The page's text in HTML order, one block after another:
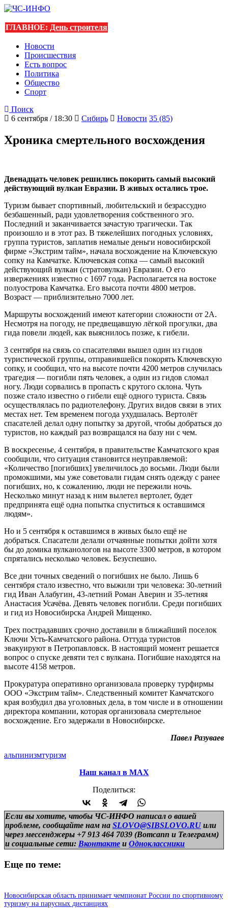
ГЛАВНОЕ: День строителя
Новости
Происшествия
Есть вопрос
Политика
Общество
Спорт
Поиск
6 сентября / 18:30
Сибирь Новости 35 (85)
Хроника смертельного восхождения
Двенадцать человек решились покорить самый высокий
действующий вулкан Евразии. В живых остались трое.
Туризм бывает спортивный, любительский и безрассудно
безбашенный, ради удовлетворения собственного эго.
Последний и заканчивается зачастую трагически. Так
произошло и в этот раз. В тяжелейших погодных условиях,
группа туристов, заплатив немалые деньги новосибирской
фирме «Экстрим тайм», начала восхождение на Ключевскую
сопку на Камчатке. Ключевская сопка — самый высокий
действующий вулкан (стратовулкан) Евразии. О его
извержениях известно с 1697 года. Располагается на востоке
полуострова Камчатка. Его высота почти 4800 метров.
Возраст — приблизительно 7000 лет.
Маршруты восхождений имеют категории сложности от 2А.
Несмотря на погоду, не предвещавшую лёгкой прогулки, два
гида повели людей, как выяснилось позже, к гибели.
3 сентября на связь со спасателями вышел один из гидов
туристической группы, отправившейся покорять Ключевскую
сопку, и сообщил, что на высоте почти 4200 метров случилась
трагедия — погибли пять человек, а один из гидов сломал
ногу. Люди сорвались в пропасть с крутого склона. Чуть
позже стало известно о гибели ещё одного туриста. Связь
осуществлялась по радиотелефону. Других видов связи в этих
местах нет. Тем временем погода ухудшалась. Вертолёт
спасателей делал одну попытку за другой, чтобы добраться до
туристов, но каждый раз возвращался на базу ни с чем.
В воскресенье, 4 сентября, в правительстве Камчатского края
сообщили, что ситуация становится неуправляемой:
«Количество [погибших] увеличилось до восьми. Люди были
промокшими, мы уже советовали гидам снять одежду с ранее
погибших, но, к сожалению, люди не пережили ночь.
Несколько минут назад к ним вылетел вертолет, будет
предпринята ещё одна попытка спуститься к оставшимся
людям».
Но и 5 сентября к оставшимся в живых было ещё не
добраться. Спасатели делали отчаянные попытки дойти хотя
бы до домика вулканологов на высоте 3300 метров, в котором
спрятались несколько человек. Безуспешно.
Все дни точных сведений о погибших не было. Лишь 6
сентября стало известно, что выжили три человека: 30-летний
гид Иван Алабугин, 43-летний Роман Аверин и 35-летняя
Анастасия Усачёва. Девять человек погибли. Среди погибших
и гид из Новосибирска Андрей Мищенко.
Трех пострадавших срочно доставили в ближайший поселок
Ключи Усть-Камчатского района. Оттуда туристов
эвакуируют в Петропавловск. В настоящий момент решается
вопрос о спуске девяти тел с вулкана. Погибшие находятся на
высоте 4158 метров.
Прокуратура оперативно организовала проверку турфирмы
ООО «Экстрим тайм». Следственный комитет Камчатского
края возбудил два уголовных дела, в том числе и в отношении
директора компании, которая организовала смертельное
восхождение. Его задержали в Новосибирске.
Павел Разуваев
альпинизмтуризм
Наш канал в МАХ
Поделиться:
Если вы хотите, чтобы ЧС-ИНФО написал о вашей
проблеме, сообщайте нам на SLOVO@SIBSLOVO.RU или
через мессенджеры +7 913 464 7039 (Вотсапп и Телеграмм)
и социальные сети: Вконтакте и Одноклассники
Еще по теме:
Новосибирская область принимает чемпионат России по спортивному
туризму на парусных дистанциях